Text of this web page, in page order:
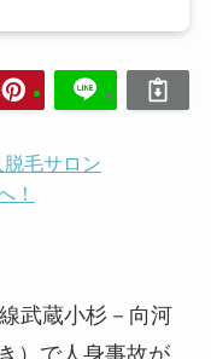
毛サロン
！
武蔵小杉－向河
）で人身事故が